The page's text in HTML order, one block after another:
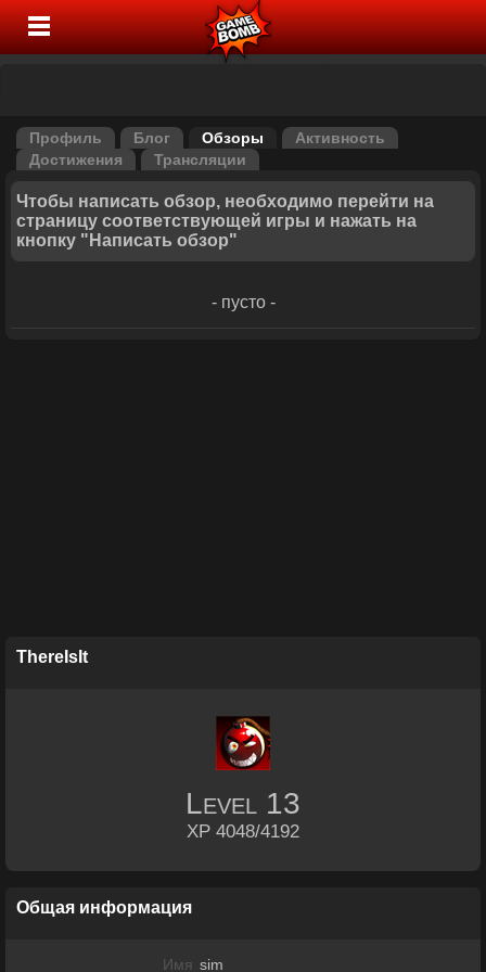
Профиль Блог Обзоры
Активность
Достижения
Трансляции
Чтобы написать обзор, необходимо перейти на
страницу соответствующей игры и нажать на
кнопку "Написать обзор"
- пусто -
ThereIsIt
Level 13
XP 4048/4192
Общая информация
Имя sim